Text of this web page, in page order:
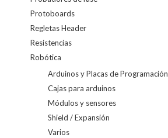
Protoboards
Regletas Header
Resistencias
Robótica
Arduinos y Placas de Programación
Cajas para arduinos
Módulos y sensores
Shield / Expansión
Varios